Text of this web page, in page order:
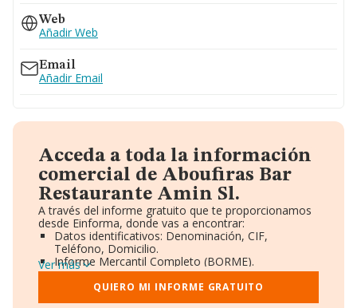
Web
Añadir Web
Email
Añadir Email
Acceda a toda la información
comercial de Aboufiras Bar
Restaurante Amin Sl.
A través del informe gratuito que te proporcionamos
desde Einforma, donde vas a encontrar:
Datos identificativos: Denominación, CIF,
Teléfono, Domicilio.
Informe Mercantil Completo (BORME).
Gráficos de Evolución Ventas y Empleados.
Consejo de Administración y Administradores.
Directivos y Ejecutivos.
Ver más
QUIERO MI INFORME GRATUITO